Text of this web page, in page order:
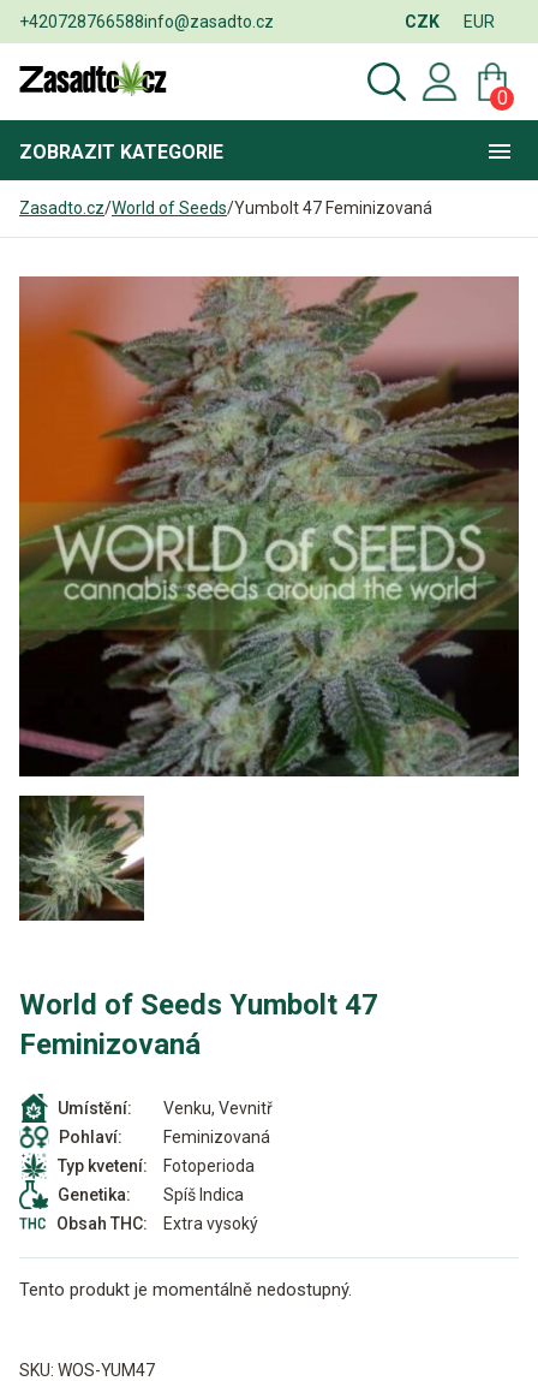
+420728766588info@zasadto.cz CZK EUR
0
ZOBRAZIT KATEGORIE
Zasadto.cz/World of Seeds/Yumbolt 47 Feminizovaná
World of Seeds Yumbolt 47
Feminizovaná
Umístění:
Venku, Vevnitř
Pohlaví:
Feminizovaná
Typ kvetení:
Fotoperioda
Genetika:
Spíš Indica
Obsah THC:
Extra vysoký
Tento produkt je momentálně nedostupný.
SKU: WOS-YUM47